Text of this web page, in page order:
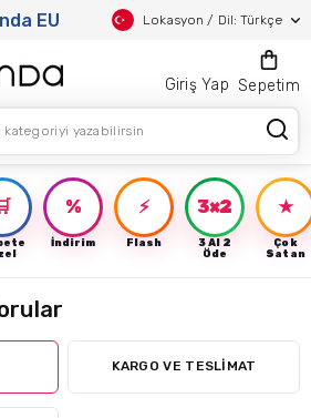
EU Lokasyon / Dil: Türkçe
Giriş Yap Sepetim
%
İndirim
⚡
Flash
3×2
3 Al 2
Öde
★
Çok
Satan
KARGO VE TESLİMAT